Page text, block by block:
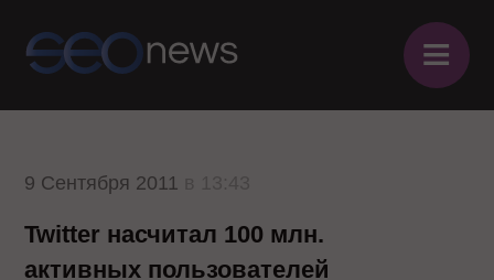
≡
9 Сентября 2011
Twitter насчитал 100 млн.
активных пользователей